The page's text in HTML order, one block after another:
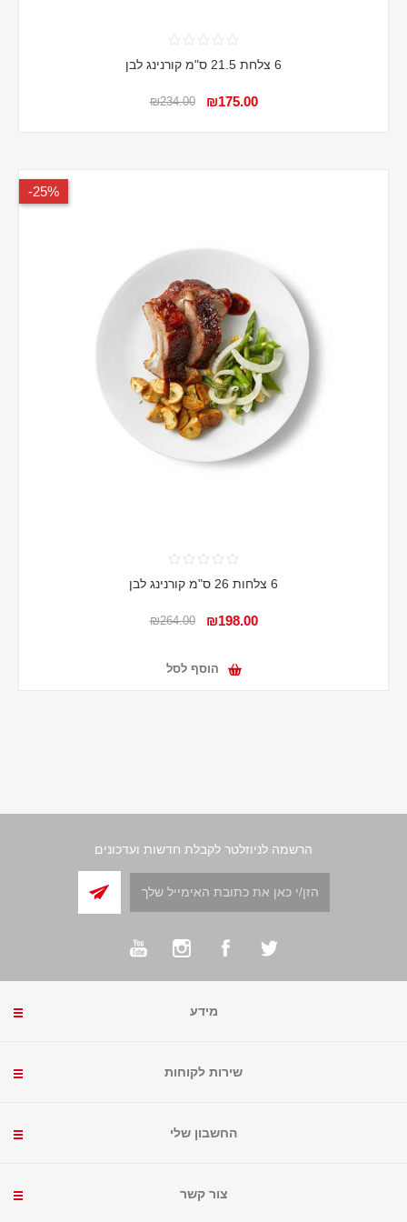
6 צלחת 21.5 ס"מ קורנינג לבן
₪175.00
₪234.00
25%-
6 צלחות 26 ס"מ קורנינג לבן
₪198.00
₪264.00
הוסף לסל
הרשמה לניוזלטר לקבלת חדשות ועדכונים
מידע
שירות לקוחות
החשבון שלי
צור קשר